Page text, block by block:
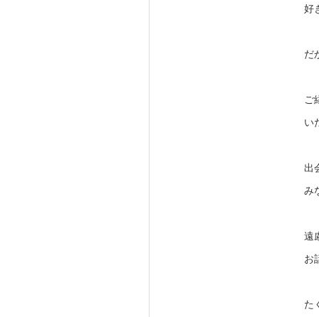
好
だ
ご
い
出
み
遠
お
た